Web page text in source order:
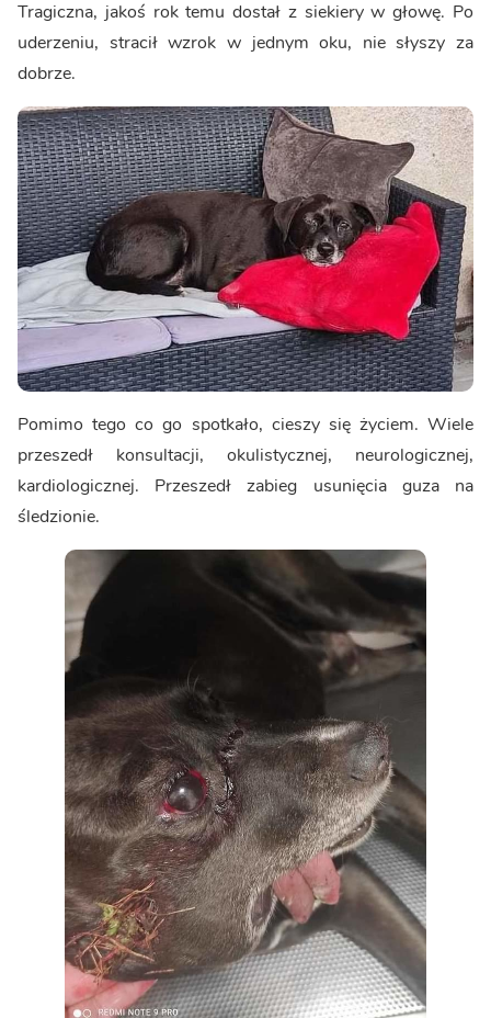
Tragiczna, jakoś rok temu dostał z siekiery w głowę. Po
uderzeniu, stracił wzrok w jednym oku, nie słyszy za
dobrze.
Pomimo tego co go spotkało, cieszy się życiem. Wiele
przeszedł konsultacji, okulistycznej, neurologicznej,
kardiologicznej. Przeszedł zabieg usunięcia guza na
śledzionie.